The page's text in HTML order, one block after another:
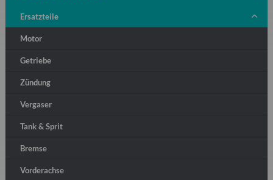
Ersatzteile
Motor
Getriebe
Zündung
Vergaser
Tank & Sprit
Bremse
Vorderachse